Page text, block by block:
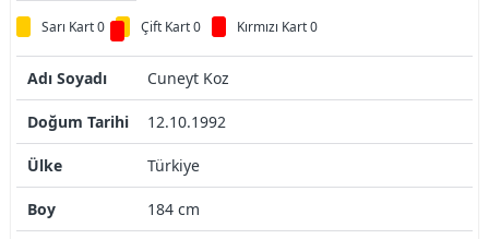
Sarı Kart 0 Çift Kart 0 Kırmızı Kart 0
Adı Soyadı Cuneyt Koz
Doğum Tarihi 12.10.1992
Ülke Türkiye
Boy 184 cm